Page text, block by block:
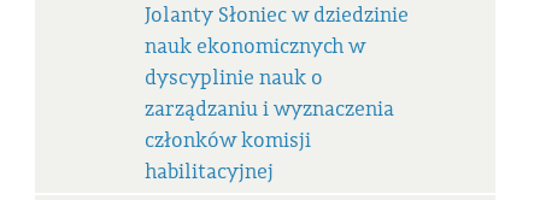
Jolanty Słoniec w dziedzinie
nauk ekonomicznych w
dyscyplinie nauk o
zarządzaniu i wyznaczenia
członków komisji
habilitacyjnej